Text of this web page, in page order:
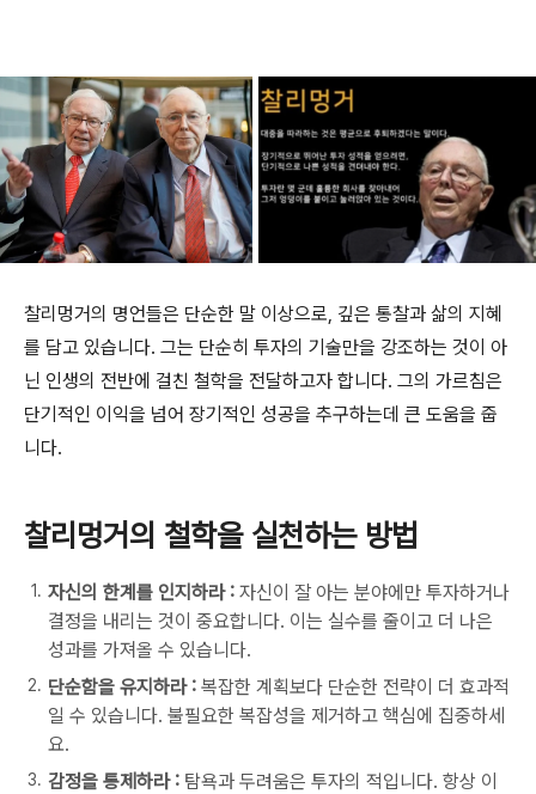
찰리멍거의 명언들은 단순한 말 이상으로, 깊은 통찰과 삶의 지혜
를 담고 있습니다. 그는 단순히 투자의 기술만을 강조하는 것이 아
닌 인생의 전반에 걸친 철학을 전달하고자 합니다. 그의 가르침은
단기적인 이익을 넘어 장기적인 성공을 추구하는데 큰 도움을 줍
니다.
찰리멍거의 철학을 실천하는 방법
자신의 한계를 인지하라 : 자신이 잘 아는 분야에만 투자하거나
결정을 내리는 것이 중요합니다. 이는 실수를 줄이고 더 나은
성과를 가져올 수 있습니다.
단순함을 유지하라 : 복잡한 계획보다 단순한 전략이 더 효과적
일 수 있습니다. 불필요한 복잡성을 제거하고 핵심에 집중하세
요.
감정을 통제하라 : 탐욕과 두려움은 투자의 적입니다. 항상 이